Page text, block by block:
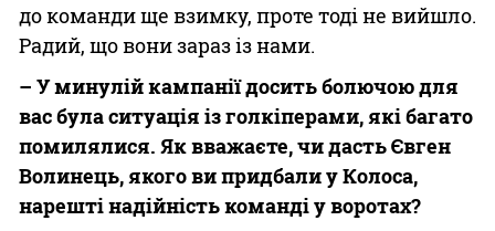
до команди ще взимку, проте тоді не вийшло.
Радий, що вони зараз із нами.
– У минулій кампанії досить болючою для
вас була ситуація із голкіперами, які багато
помилялися. Як вважаєте, чи дасть Євген
Волинець, якого ви придбали у Колоса,
нарешті надійність команді у воротах?